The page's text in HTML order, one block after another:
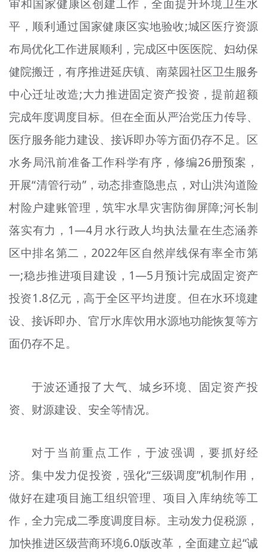
审和国家健康区创建工作，全面提升环境卫生水
平，顺利通过国家健康区实地验收;城区医疗资源
布局优化工作进展顺利，完成区中医医院、妇幼保
健院搬迁，有序推进延庆镇、南菜园社区卫生服务
中心迁址改造;大力推进固定资产投资，提前超额
完成年度调度目标。但在全面从严治党压力传导、
医疗服务能力建设、接诉即办等方面仍存不足。区
水务局汛前准备工作科学有序，修编26册预案，
开展“清管行动”，动态排查隐患点，对山洪沟道险
村险户建账管理，筑牢水旱灾害防御屏障;河长制
落实有力，1—4月水行政人均执法量在生态涵养
区中排名第二，2022年区自然岸线保有率全市第
一;稳步推进项目建设，1—5月预计完成固定资产
投资1.8亿元，高于全区平均进度。但在水环境建
设、接诉即办、官厅水库饮用水源地功能恢复等方
面仍存不足。
于波还通报了大气、城乡环境、固定资产投
资、财源建设、安全等情况。
对于当前重点工作，于波强调，要抓好经
济。集中发力促投资，强化“三级调度”机制作用，
做好在建项目施工组织管理、项目入库纳统等工
作，全力完成二季度调度目标。主动发力促税源，
加快推进区级营商环境6.0版改革，全面建立起“诚